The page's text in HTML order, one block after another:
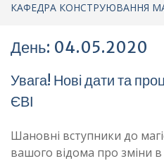
КАФЕДРА КОНСТРУЮВАННЯ
День: 04.05.2020
Увага! Нові дати та
ЄВІ
Шановні вступники до
вашого відома про зміни в